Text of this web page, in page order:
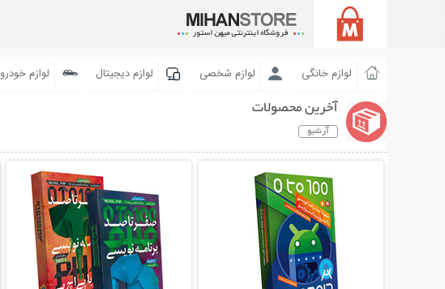
لوازم خانگی لوازم شخصی لوازم دیجیتال لوازم خودرو
آخرین محصولات
آرشیو